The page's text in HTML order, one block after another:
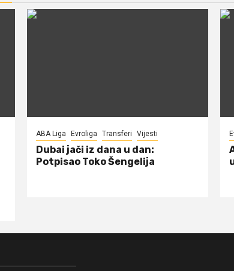
ABA Liga Evroliga Transferi Vijesti
Dubai jači iz dana u dan:
Potpisao Toko Šengelija